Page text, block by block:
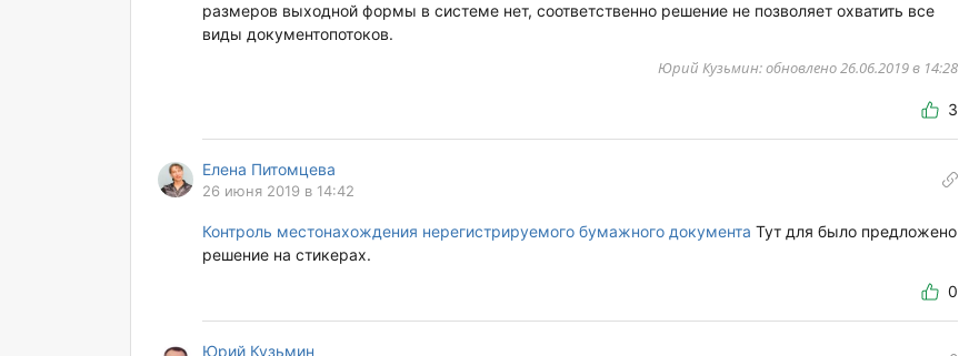
размеров выходной формы в системе нет, соответственно решение не позволяет охватить все
виды документопотоков.
Юрий Кузьмин: обновлено 26.06.2019 в 14:28
3
Елена Питомцева
26 июня 2019 в 14:42
Контроль местонахождения нерегистрируемого бумажного документа Тут для было предложено
решение на стикерах.
0
Юрий Кузьмин